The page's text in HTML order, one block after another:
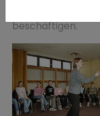
der
beschäftigen.